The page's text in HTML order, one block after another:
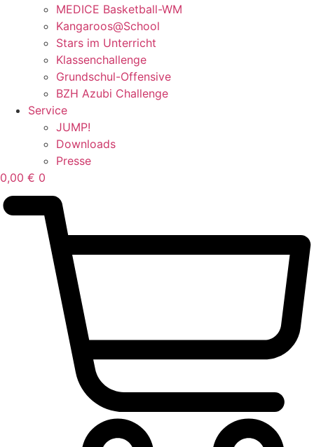
MEDICE Basketball-WM
Kangaroos@School
Stars im Unterricht
Klassenchallenge
Grundschul-Offensive
BZH Azubi Challenge
Service
JUMP!
Downloads
Presse
0,00 € 0